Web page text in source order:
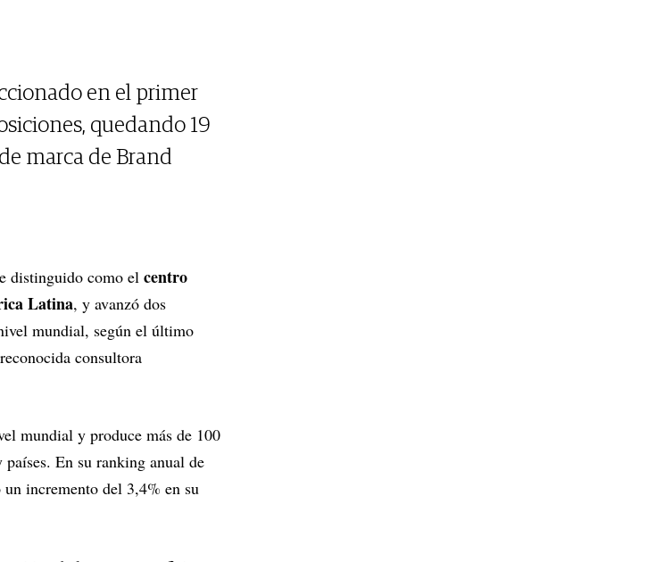
en el primer
quedando 19
marca de Brand
distinguido como el centro
Latina, y avanzó dos
mundial, según el último
consultora
mundial y produce más de 100
En su ranking anual de
incremento del 3,4% en su